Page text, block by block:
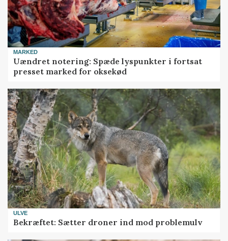
MARKED
Uændret notering: Spæde lyspunkter i fortsat
presset marked for oksekød
ULVE
Bekræftet: Sætter droner ind mod problemulv